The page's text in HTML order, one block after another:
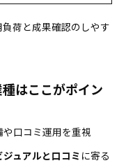
荷と成果確認のしやす
はここがポイン
口コミ運用を重視
ュアルと口コミ に寄る